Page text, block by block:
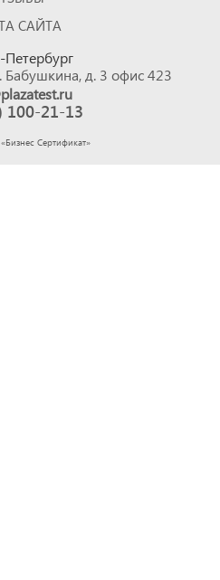
САЙТА
Петербург
Бабушкина, д. 3 офис 423
100-21-13
Cертификат»